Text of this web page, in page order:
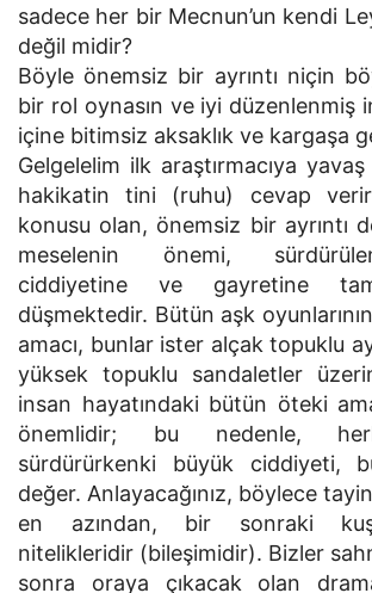
sadece her bir Mecnun’un kendi
değil midir?
Böyle önemsiz bir ayrıntı niçin
bir rol oynasın ve iyi düzenlenmiş
içine bitimsiz aksaklık ve kargaşa
Gelgelelim ilk araştırmacıya
hakikatin tini (ruhu) cevap
konusu olan, önemsiz bir ayrıntı
meselenin önemi,
ciddiyetine ve gayretine
düşmektedir. Bütün aşk
amacı, bunlar ister alçak topuklu
yüksek topuklu sandaletler
insan hayatındaki bütün öteki
önemlidir; bu nedenle,
sürdürürkenki büyük ciddiyeti,
değer. Anlayacağınız, böylece
en azından, bir sonraki
nitelikleridir (bileşimidir). Bizler
sonra oraya çıkacak olan